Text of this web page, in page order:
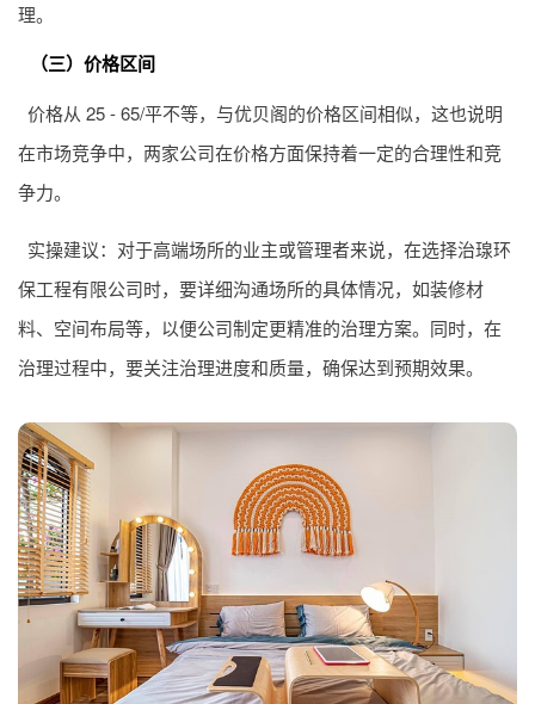
理。
（三）价格区间
价格从 25 - 65/平不等，与优贝阁的价格区间相似，这也说明
在市场竞争中，两家公司在价格方面保持着一定的合理性和竞
争力。
实操建议：对于高端场所的业主或管理者来说，在选择治瑔环
保工程有限公司时，要详细沟通场所的具体情况，如装修材
料、空间布局等，以便公司制定更精准的治理方案。同时，在
治理过程中，要关注治理进度和质量，确保达到预期效果。